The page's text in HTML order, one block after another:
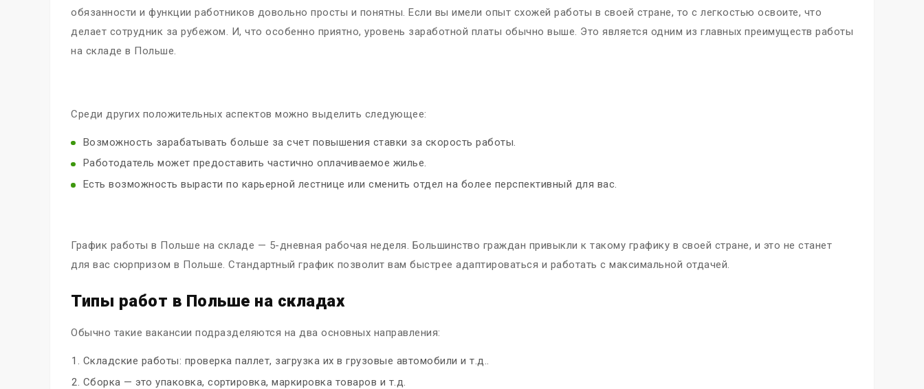
обязанности и функции работников довольно просты и понятны. Если вы имели опыт схожей работы в своей стране, то с легкостью освоите, что
делает сотрудник за рубежом. И, что особенно приятно, уровень заработной платы обычно выше. Это является одним из главных преимуществ работы
на складе в Польше.
Среди других положительных аспектов можно выделить следующее:
Возможность зарабатывать больше за счет повышения ставки за скорость работы.
Работодатель может предоставить частично оплачиваемое жилье.
Есть возможность вырасти по карьерной лестнице или сменить отдел на более перспективный для вас.
График работы в Польше на складе — 5-дневная рабочая неделя. Большинство граждан привыкли к такому графику в своей стране, и это не станет
для вас сюрпризом в Польше. Стандартный график позволит вам быстрее адаптироваться и работать с максимальной отдачей.
Типы работ в Польше на складах
Обычно такие вакансии подразделяются на два основных направления:
Складские работы: проверка паллет, загрузка их в грузовые автомобили и т.д..
Сборка — это упаковка, сортировка, маркировка товаров и т.д.